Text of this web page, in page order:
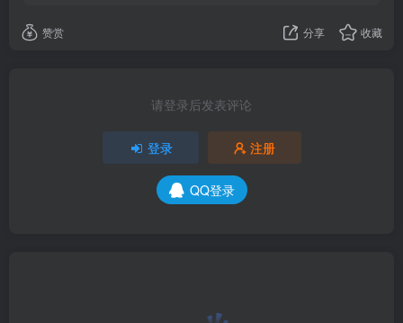
赞赏 分享 收藏
请登录后发表评论
登录 注册
QQ登录